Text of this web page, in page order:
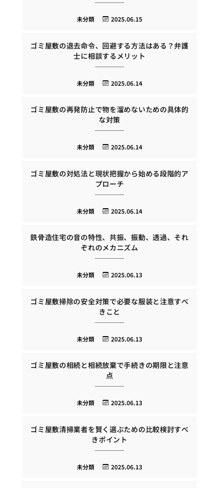
2025.06.15
未分類
ゴミ屋敷の退去命令、回避する方法はある？弁護
士に相談するメリット
2025.06.14
未分類
ゴミ屋敷の再発防止で物を溜めないための具体的
な対策
2025.06.14
未分類
ゴミ屋敷の対処法と現状把握から始める段階的ア
プローチ
2025.06.14
未分類
鉄骨造住宅の音の特性、共振、振動、透過、それ
ぞれのメカニズム
2025.06.13
未分類
ゴミ屋敷掃除の安全対策で必要な服装と注意すべ
きこと
2025.06.13
未分類
ゴミ屋敷の相続と相続放棄で手続きの期限と注意
点
2025.06.13
未分類
ゴミ屋敷清掃業者を賢く選ぶための比較検討すべ
きポイント
2025.06.13
未分類